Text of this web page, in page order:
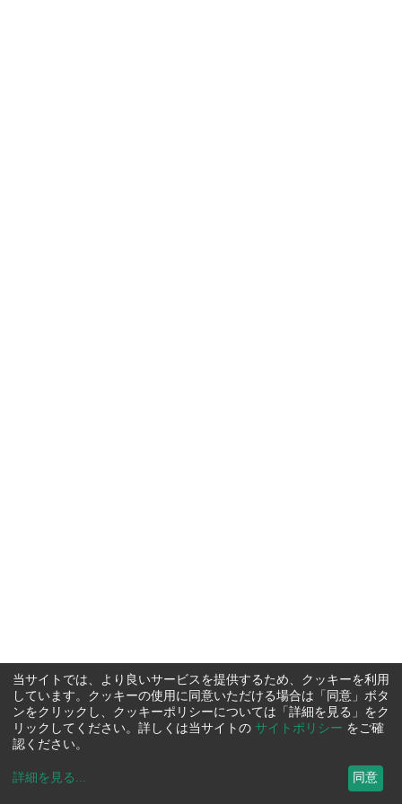
当サイトでは、より良いサービスを提供するため、クッキーを利用
しています。クッキーの使用に同意いただける場合は「同意」ボタ
ンをクリックし、クッキーポリシーについては「詳細を見る」をク
リックしてください。詳しくは当サイトの サイトポリシー をご確
認ください。
詳細を見る ... 同意